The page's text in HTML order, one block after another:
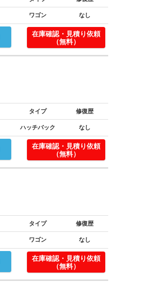
ワゴン なし
在庫確認・見積り依頼
（無料）
タイプ 修復歴
ハッチバック なし
在庫確認・見積り依頼
（無料）
タイプ 修復歴
ワゴン なし
在庫確認・見積り依頼
（無料）